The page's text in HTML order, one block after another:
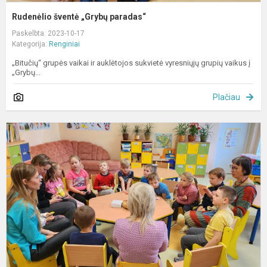
Rudenėlio šventė „Grybų paradas“
Paskelbta: 2023-10-17
Kategorija: Renginiai
„Bitučių“ grupės vaikai ir auklėtojos sukvietė vyresniųjų grupių vaikus į
„Grybų...
Plačiau